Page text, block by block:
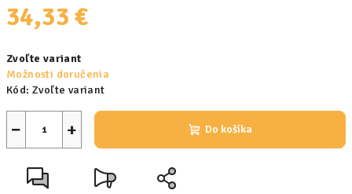
34,33 €
cena:
Zvoľte variant
Možnosti doručenia
Kód: Zvoľte variant
+
− Do košíka